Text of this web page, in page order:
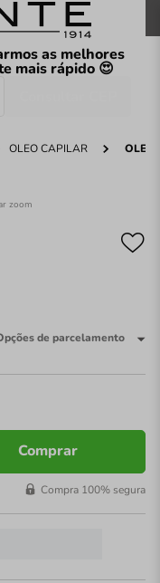
de R$199
as melhores
mais rápido 😍
ÓLEO CAPILAR ÓLEO
zoom
de parcelamento
Comprar
Compra 100% segura